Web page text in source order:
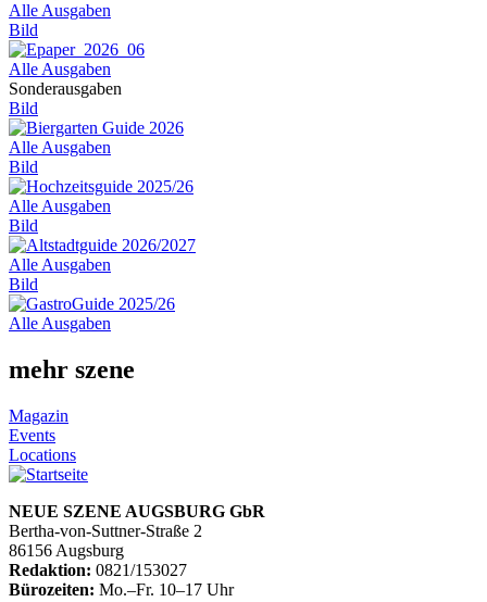
Alle Ausgaben
Bild
Alle Ausgaben
Sonderausgaben
Bild
Alle Ausgaben
Bild
Alle Ausgaben
Bild
Alle Ausgaben
Bild
Alle Ausgaben
mehr szene
Magazin
Events
Locations
NEUE SZENE AUGSBURG GbR
Bertha-von-Suttner-Straße 2
86156 Augsburg
Redaktion: 0821/153027
Bürozeiten: Mo.–Fr. 10–17 Uhr